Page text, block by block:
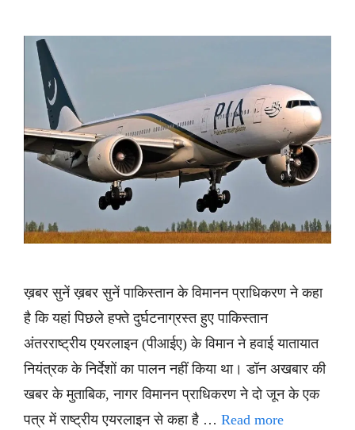
ख़बर सुनें ख़बर सुनें पाकिस्तान के विमानन प्राधिकरण ने कहा
है कि यहां पिछले हफ्ते दुर्घटनाग्रस्त हुए पाकिस्तान
अंतरराष्ट्रीय एयरलाइन (पीआईए) के विमान ने हवाई यातायात
नियंत्रक के निर्देशों का पालन नहीं किया था। डॉन अखबार की
खबर के मुताबिक, नागर विमानन प्राधिकरण ने दो जून के एक
पत्र में राष्ट्रीय एयरलाइन से कहा है … Read more